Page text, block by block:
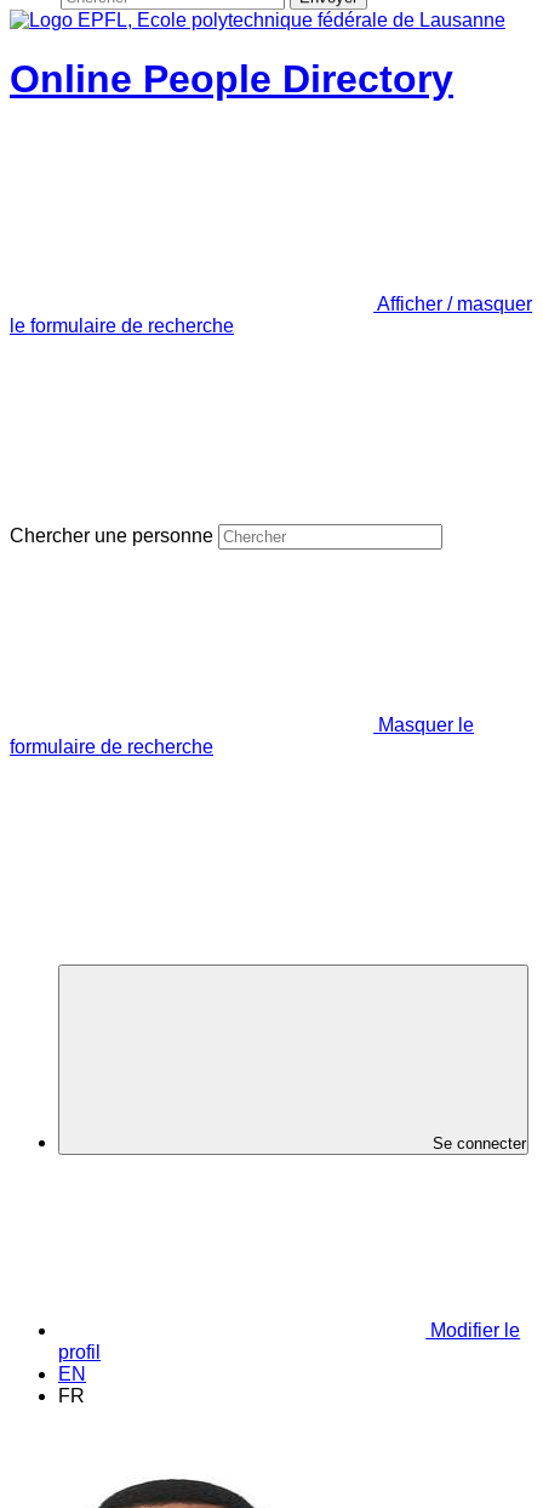
Online People Directory
Afficher / masquer
le formulaire de recherche
Chercher une personne
Masquer le
formulaire de recherche
Se connecter
Modifier le
profil
EN
FR